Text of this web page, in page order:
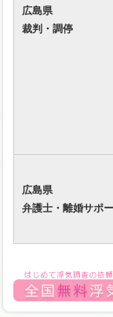
広島県
裁判・調停
広島県
弁護士・離婚サポ